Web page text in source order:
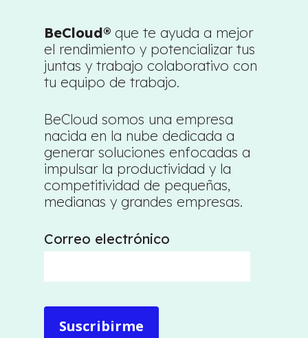
BeCloud® que te ayuda a mejor
el rendimiento y potencializar tus
juntas y trabajo colaborativo con
tu equipo de trabajo.
BeCloud somos una empresa
nacida en la nube dedicada a
generar soluciones enfocadas a
impulsar la productividad y la
competitividad de pequeñas,
medianas y grandes empresas.
Correo electrónico